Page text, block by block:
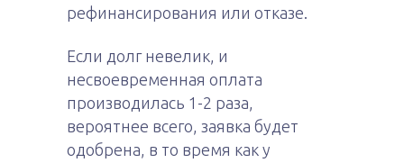
рефинансирования или отказе.
Если долг невелик, и
несвоевременная оплата
производилась 1-2 раза,
вероятнее всего, заявка будет
одобрена, в то время как у